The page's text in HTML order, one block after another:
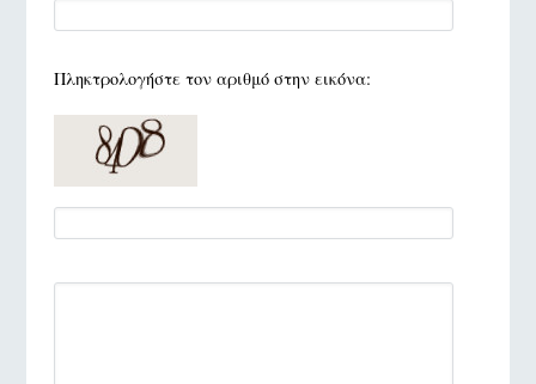
Πληκτρολογήστε τον αριθμό στην εικόνα: